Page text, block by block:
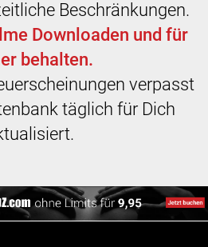
Beschränkungen.
Downloaden und für
behalten.
verpasst
täglich für Dich